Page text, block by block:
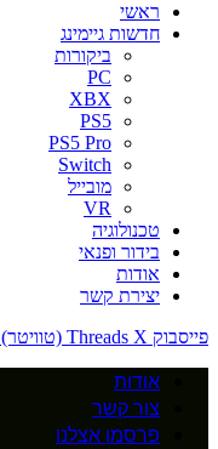
ראשי
חדשות גיימינג
ביקורות
PC
XBX
PS5
PS5 Pro
Switch
מובייל
VR
טכנולוגיה
בידור ופנאי
אודות
יצירת קשר
פייסבוק
Threads X (טוויטר)
אודות
צור קשר
פרסמו אצלנו